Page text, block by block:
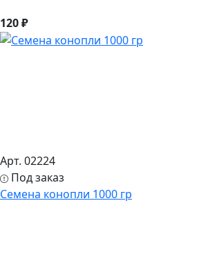
120 ₽
Арт. 02224
Под заказ
Семена конопли 1000 гр